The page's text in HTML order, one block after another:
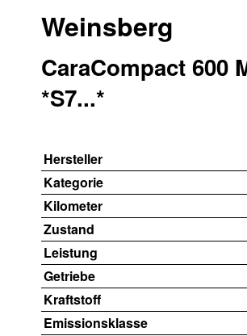
Weinsberg
CaraCompact 600
*S7...*
Hersteller
Kategorie
Kilometer
Zustand
Leistung
Getriebe
Kraftstoff
Emissionsklasse